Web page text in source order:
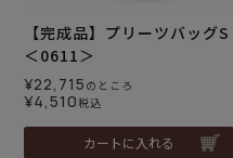
【完成品】プリーツバッグS
＜0611＞
¥22,715 のところ
¥4,510税込
カートに入れる